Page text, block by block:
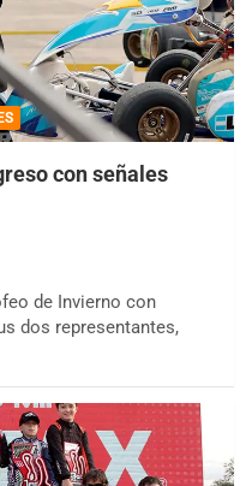
con señales
de Invierno con
dos representantes,